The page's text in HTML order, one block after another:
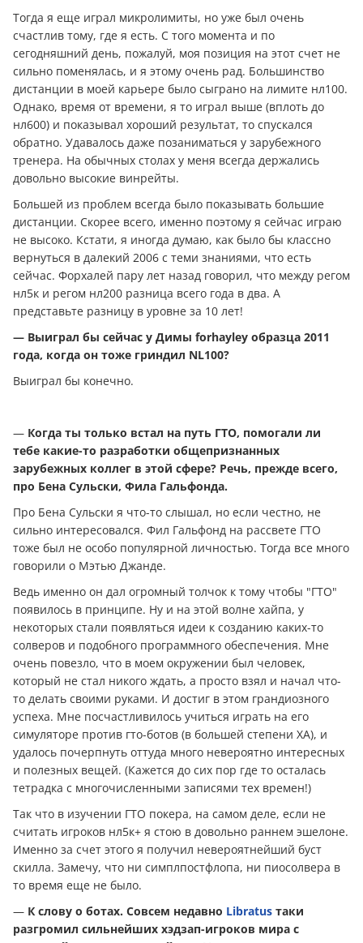
Тогда я еще играл микролимиты, но уже был очень
счастлив тому, где я есть. С того момента и по
сегодняшний день, пожалуй, моя позиция на этот счет не
сильно поменялась, и я этому очень рад. Большинство
дистанции в моей карьере было сыграно на лимите нл100.
Однако, время от времени, я то играл выше (вплоть до
нл600) и показывал хороший результат, то спускался
обратно. Удавалось даже позаниматься у зарубежного
тренера. На обычных столах у меня всегда держались
довольно высокие винрейты.
Большей из проблем всегда было показывать большие
дистанции. Скорее всего, именно поэтому я сейчас играю
не высоко. Кстати, я иногда думаю, как было бы классно
вернуться в далекий 2006 с теми знаниями, что есть
сейчас. Форхалей пару лет назад говорил, что между регом
нл5к и регом нл200 разница всего года в два. А
представьте разницу в уровне за 10 лет!
— Выиграл бы сейчас у Димы forhayley образца 2011
года, когда он тоже гриндил NL100?
Выиграл бы конечно.
— Когда ты только встал на путь ГТО, помогали ли
тебе какие-то разработки общепризнанных
зарубежных коллег в этой сфере? Речь, прежде всего,
про Бена Сульски, Фила Гальфонда.
Про Бена Сульски я что-то слышал, но если честно, не
сильно интересовался. Фил Гальфонд на рассвете ГТО
тоже был не особо популярной личностью. Тогда все много
говорили о Мэтью Джанде.
Ведь именно он дал огромный толчок к тому чтобы "ГТО"
появилось в принципе. Ну и на этой волне хайпа, у
некоторых стали появляться идеи к созданию каких-то
солверов и подобного программного обеспечения. Мне
очень повезло, что в моем окружении был человек,
который не стал никого ждать, а просто взял и начал что-
то делать своими руками. И достиг в этом грандиозного
успеха. Мне посчастливилось учиться играть на его
симуляторе против гто-ботов (в большей степени ХА), и
удалось почерпнуть оттуда много невероятно интересных
и полезных вещей. (Кажется до сих пор где то осталась
тетрадка с многочисленными записями тех времен!)
Так что в изучении ГТО покера, на самом деле, если не
считать игроков нл5к+ я стою в довольно раннем эшелоне.
Именно за счет этого я получил невероятнейший буст
скилла. Замечу, что ни симплпостфлопа, ни пиосолвера в
то время еще не было.
— К слову о ботах. Совсем недавно Libratus таки
разгромил сильнейших хэдзап-игроков мира с